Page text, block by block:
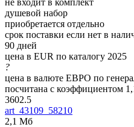
душевой набор
приобретается отдельно
срок поставки если нет в
90 дней
цена в EUR по каталогу 2025
?
цена в валюте ЕВРО по
посчитана с коэффициентом
3602.5
art_43109_58210
2,1 Мб